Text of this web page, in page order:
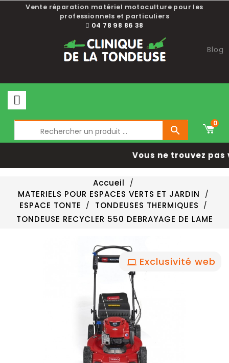
Vente réparation matériel motoculture pour les
professionnels et particuliers
04 78 98 86 38
Blog

0
Vous ne trouvez
Accueil
MATERIELS POUR ESPACES VERTS ET JARDIN
ESPACE TONTE
TONDEUSES THERMIQUES
TONDEUSE RECYCLER 550 DEBRAYAGE DE LAME
Exclusivité web